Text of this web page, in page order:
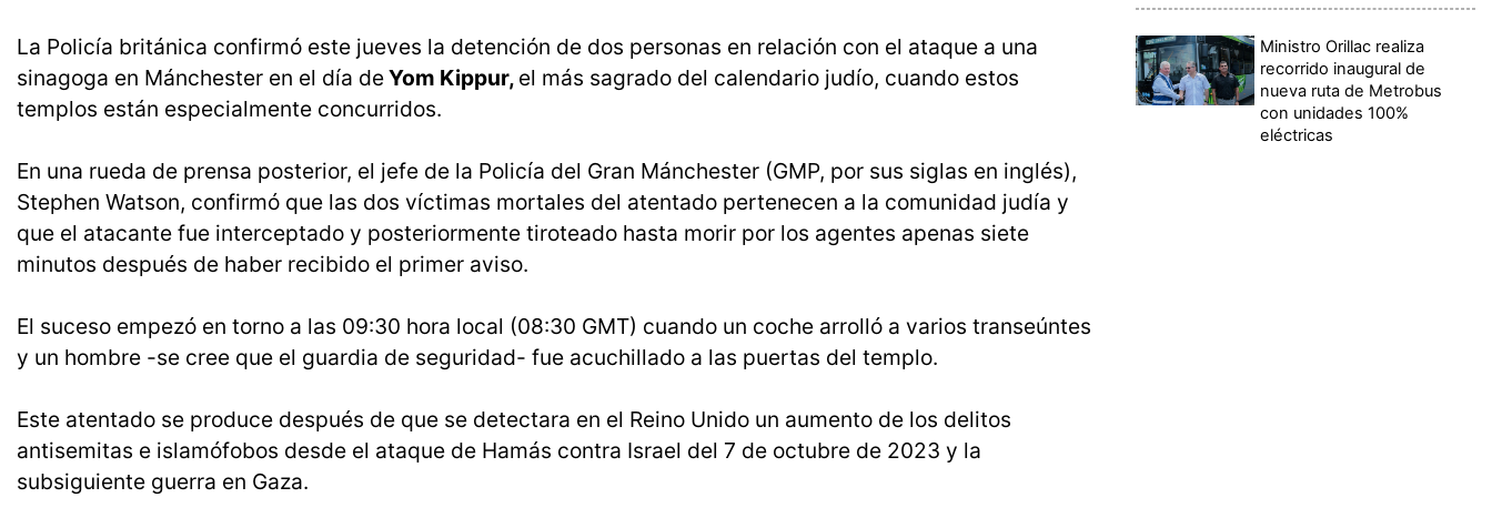
La Policía británica confirmó este jueves la detención de dos personas en relación con el ataque a una
sinagoga en Mánchester en el día deYom Kippur, el más sagrado del calendario judío, cuando estos
templos están especialmente concurridos.
En una rueda de prensa posterior, el jefe de la Policía del Gran Mánchester (GMP, por sus siglas en inglés),
Stephen Watson, confirmó que las dos víctimas mortales del atentado pertenecen a la comunidad judía y
que el atacante fue interceptado y posteriormente tiroteado hasta morir por los agentes apenas siete
minutos después de haber recibido el primer aviso.
El suceso empezó en torno a las 09:30 hora local (08:30 GMT) cuando un coche arrolló a varios transeúntes
y un hombre -se cree que el guardia de seguridad- fue acuchillado a las puertas del templo.
Este atentado se produce después de que se detectara en el Reino Unido un aumento de los delitos
antisemitas e islamófobos desde el ataque de Hamás contra Israel del 7 de octubre de 2023 y la
subsiguiente guerra en Gaza.
Ministro Orillac realiza
recorrido inaugural de
nueva ruta de Metrobus
con unidades 100%
eléctricas